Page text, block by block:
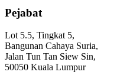
Pejabat
Lot 5.5, Tingkat 5,
Bangunan Cahaya Suria,
Jalan Tun Tan Siew Sin,
50050 Kuala Lumpur